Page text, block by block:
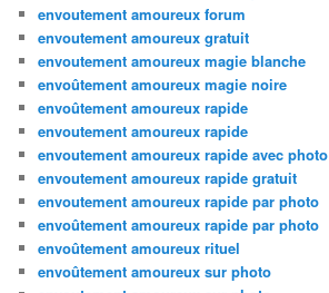
envoutement amoureux forum
envoutement amoureux gratuit
envoutement amoureux magie blanche
envoûtement amoureux magie noire
envoûtement amoureux rapide
envoutement amoureux rapide
envoutement amoureux rapide avec photo
envoutement amoureux rapide gratuit
envoutement amoureux rapide par photo
envoûtement amoureux rapide par photo
envoûtement amoureux rituel
envoûtement amoureux sur photo